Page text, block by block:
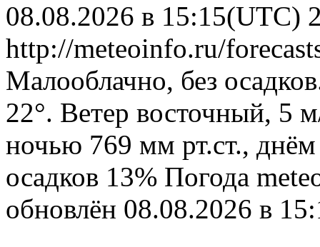
08.08.2026 в 15:15(UTC)
http://meteoinfo.ru/
Малооблачно, без
22°. Ветер восточный, 5
ночью 769 мм рт.ст.,
осадков 13% Погода
обновлён 08.08.2026 в